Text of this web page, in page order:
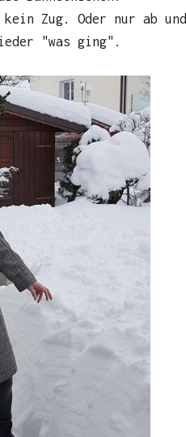
Zug. Oder nur ab und
"was ging".